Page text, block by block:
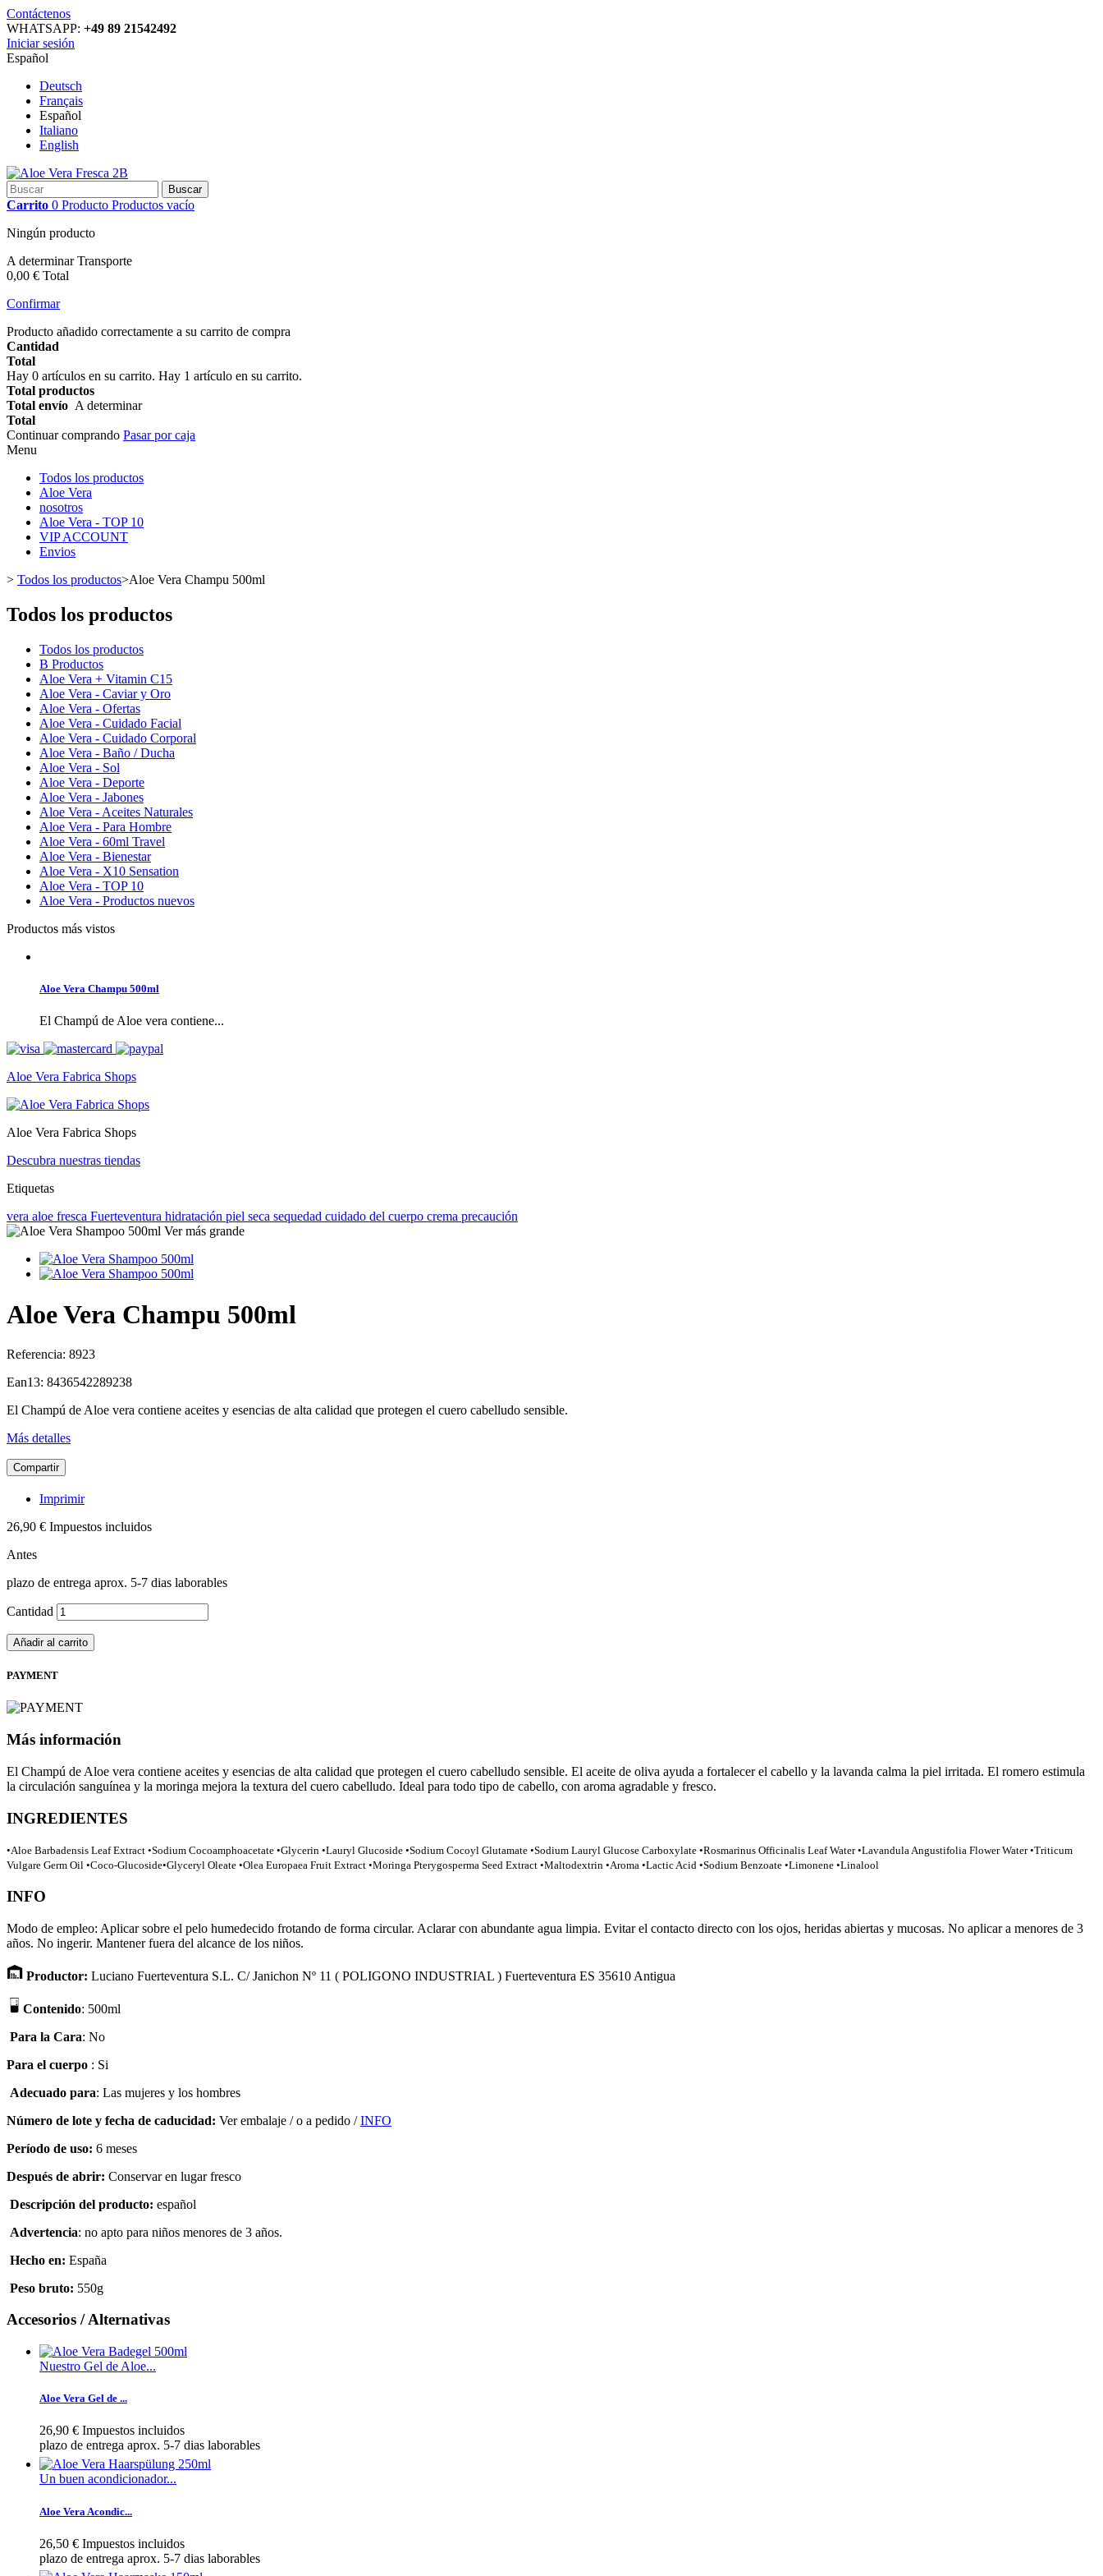
Contáctenos
WHATSAPP: +49 89 21542492
Iniciar sesión
Español
Deutsch
Français
Español
Italiano
English
Buscar
Carrito 0 Producto Productos vacío
Ningún producto
A determinarTransporte
0,00 € Total
Confirmar
Producto añadido correctamente a su carrito de compra
Cantidad
Total
Hay 0 artículos en su carrito. Hay 1 artículo en su carrito.
Total productos
Total envío A determinar
Total
Continuar comprando Pasar por caja
Menu
Todos los productos
Aloe Vera
nosotros
Aloe Vera - TOP 10
VIP ACCOUNT
Envios
> Todos los productos>Aloe Vera Champu 500ml
Todos los productos
Todos los productos
B Productos
Aloe Vera + Vitamin C15
Aloe Vera - Caviar y Oro
Aloe Vera - Ofertas
Aloe Vera - Cuidado Facial
Aloe Vera - Cuidado Corporal
Aloe Vera - Baño / Ducha
Aloe Vera - Sol
Aloe Vera - Deporte
Aloe Vera - Jabones
Aloe Vera - Aceites Naturales
Aloe Vera - Para Hombre
Aloe Vera - 60ml Travel
Aloe Vera - Bienestar
Aloe Vera - X10 Sensation
Aloe Vera - TOP 10
Aloe Vera - Productos nuevos
Productos más vistos
Aloe Vera Champu 500ml
El Champú de Aloe vera contiene...
Aloe Vera Fabrica Shops
Aloe Vera Fabrica Shops
Descubra nuestras tiendas
Etiquetas
vera aloe fresca Fuerteventura hidratación piel seca sequedad cuidado del cuerpo crema precaución
Ver más grande
Aloe Vera Champu 500ml
Referencia: 8923
Ean13: 8436542289238
El Champú de Aloe vera contiene aceites y esencias de alta calidad que protegen el cuero cabelludo sensible.
Más detalles
Compartir
Imprimir
26,90 € Impuestos incluidos
Antes
plazo de entrega aprox. 5-7 dias laborables
Cantidad
Añadir al carrito
PAYMENT
Más información
El Champú de Aloe vera contiene aceites y esencias de alta calidad que protegen el cuero cabelludo sensible. El aceite de oliva ayuda a fortalecer el cabello y la lavanda calma la piel irritada. El romero estimula
la circulación sanguínea y la moringa mejora la textura del cuero cabelludo. Ideal para todo tipo de cabello, con aroma agradable y fresco.
INGREDIENTES
•Aloe Barbadensis Leaf Extract •Sodium Cocoamphoacetate •Glycerin •Lauryl Glucoside •Sodium Cocoyl Glutamate •Sodium Lauryl Glucose Carboxylate •Rosmarinus Officinalis Leaf Water •Lavandula Angustifolia Flower Water •Triticum
Vulgare Germ Oil •Coco-Glucoside•Glyceryl Oleate •Olea Europaea Fruit Extract •Moringa Pterygosperma Seed Extract •Maltodextrin •Aroma •Lactic Acid •Sodium Benzoate •Limonene •Linalool
INFO
Modo de empleo: Aplicar sobre el pelo humedecido frotando de forma circular. Aclarar con abundante agua limpia. Evitar el contacto directo con los ojos, heridas abiertas y mucosas. No aplicar a menores de 3
años. No ingerir. Mantener fuera del alcance de los niños.
Productor: Luciano Fuerteventura S.L. C/ Janichon Nº 11 ( POLIGONO INDUSTRIAL ) Fuerteventura ES 35610 Antigua
Contenido: 500ml
Para la Cara: No
Para el cuerpo : Si
Adecuado para: Las mujeres y los hombres
Número de lote y fecha de caducidad: Ver embalaje /o a pedido /INFO
Período de uso: 6 meses
Después de abrir: Conservar en lugar fresco
Descripción del producto: español
Advertencia: no apto para niños menores de 3 años.
Hecho en: España
Peso bruto: 550g
Accesorios / Alternativas
Nuestro Gel de Aloe...
Aloe Vera Gel de ...
26,90 € Impuestos incluidos
plazo de entrega aprox. 5-7 dias laborables
Un buen acondicionador...
Aloe Vera Acondic...
26,50 € Impuestos incluidos
plazo de entrega aprox. 5-7 dias laborables